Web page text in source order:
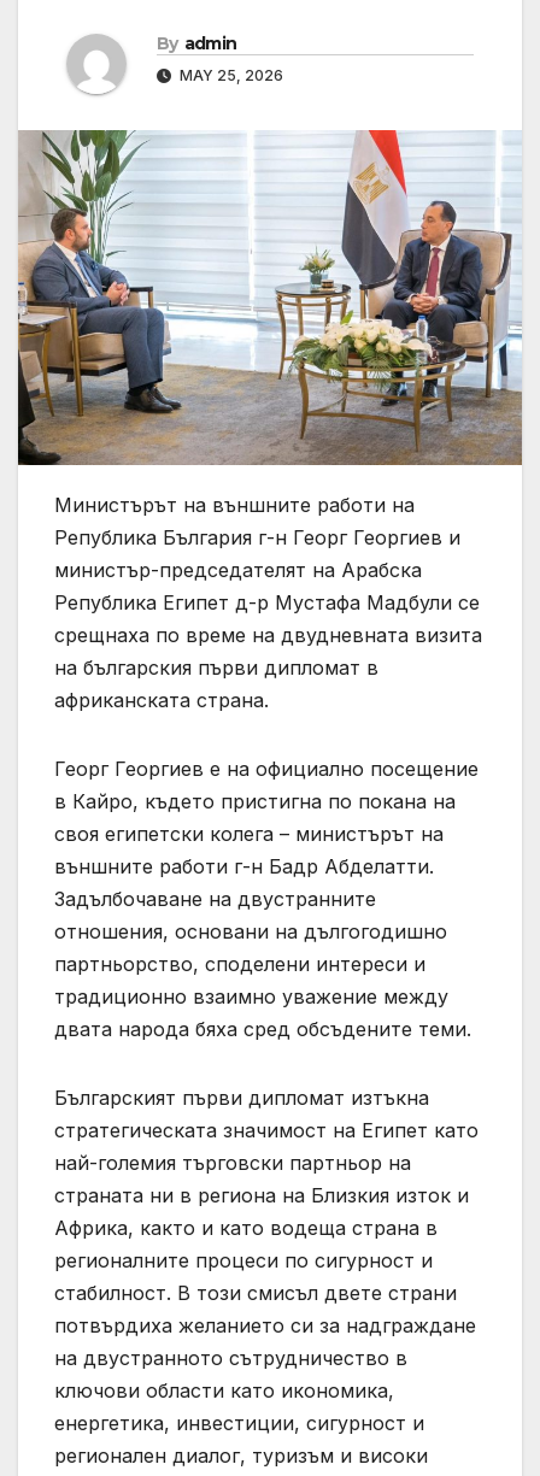
By admin
MAY 25, 2026
Министърът на външните работи на
Република България г-н Георг Георгиев и
министър-председателят на Арабска
Република Египет д-р Мустафа Мадбули се
срещнаха по време на двудневната визита
на българския първи дипломат в
африканската страна.
Георг Георгиев е на официално посещение
в Кайро, където пристигна по покана на
своя египетски колега – министърът на
външните работи г-н Бадр Абделатти.
Задълбочаване на двустранните
отношения, основани на дългогодишно
партньорство, споделени интереси и
традиционно взаимно уважение между
двата народа бяха сред обсъдените теми.
Българският първи дипломат изтъкна
стратегическата значимост на Египет като
най-големия търговски партньор на
страната ни в региона на Близкия изток и
Африка, както и като водеща страна в
регионалните процеси по сигурност и
стабилност. В този смисъл двете страни
потвърдиха желанието си за надграждане
на двустранното сътрудничество в
ключови области като икономика,
енергетика, инвестиции, сигурност и
регионален диалог, туризъм и високи